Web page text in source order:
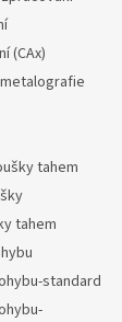
(CAx)
tahem
tahem
standard